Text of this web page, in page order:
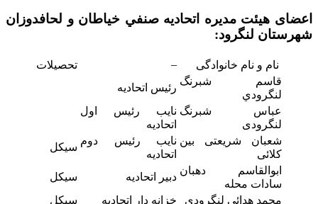
اعضای هیئت مدیره اتحاديه صنفي خیاطان و لحافدوزان
شهرستان لنگرود:
نام و نام خانوادگی –
تحصیلات
قاسم شبرنگ
لنگرودي
رئیس اتحادیه
عباس شبرنگ
لنگرودی
نایب رئیس اول
اتحادیه
شعبان شریعتی بین
کلائی
نایب رئیس دوم
اتحادیه
سیکل
ابوالقاسم دهبان
سادات محله
دبیر اتحادیه
سیکل
محمد هدائی لنگرودی
خزانه دار اتحادیه
سیکل